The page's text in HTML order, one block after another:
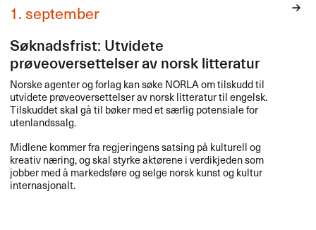
1. september
Søknadsfrist: Utvidete
prøveoversettelser av norsk litteratur
Norske agenter og forlag kan søkeNORLAom tilskudd til
utvidete prøveoversettelser av norsk litteratur til engelsk.
Tilskuddet skal gå til bøker med et særlig potensiale for
utenlandssalg.
Midlene kommer fra regjeringens satsing på kulturell og
kreativ næring, og skal styrke aktørene i verdikjeden som
jobber med å markedsføre og selge norsk kunst og kultur
internasjonalt.